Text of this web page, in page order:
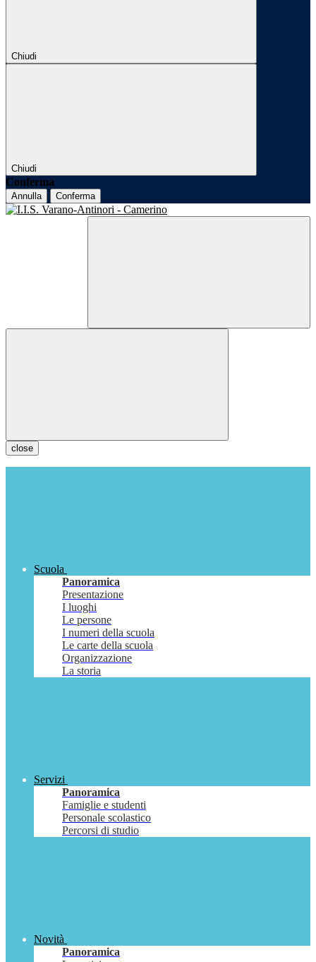
Chiudi
Chiudi
Conferma
Annulla Conferma
close
Scuola
Panoramica
Presentazione
I luoghi
Le persone
I numeri della scuola
Le carte della scuola
Organizzazione
La storia
Servizi
Panoramica
Famiglie e studenti
Personale scolastico
Percorsi di studio
Novità
Panoramica